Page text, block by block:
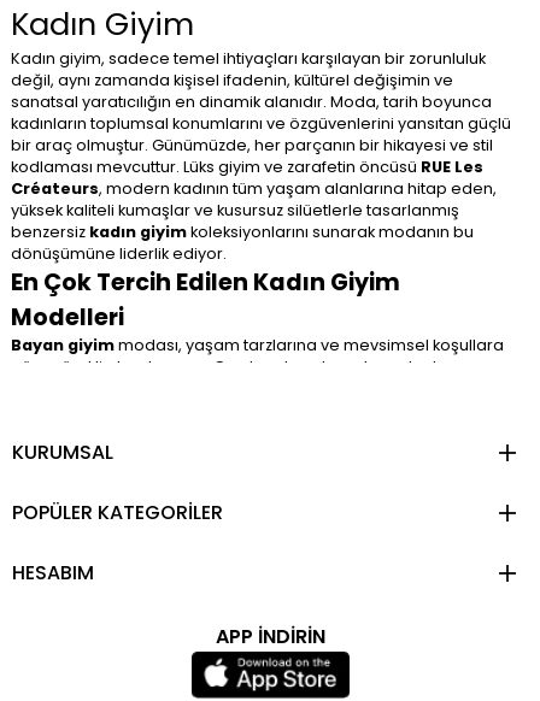
Kadın Giyim
Kadın giyim, sadece temel ihtiyaçları karşılayan bir zorunluluk
değil, aynı zamanda kişisel ifadenin, kültürel değişimin ve
sanatsal yaratıcılığın en dinamik alanıdır. Moda, tarih boyunca
kadınların toplumsal konumlarını ve özgüvenlerini yansıtan güçlü
bir araç olmuştur. Günümüzde, her parçanın bir hikayesi ve stil
kodlaması mevcuttur. Lüks giyim ve zarafetin öncüsü RUE Les
Créateurs, modern kadının tüm yaşam alanlarına hitap eden,
yüksek kaliteli kumaşlar ve kusursuz silüetlerle tasarlanmış
benzersiz kadın giyimkoleksiyonlarını sunarak modanın bu
dönüşümüne liderlik ediyor.
En Çok Tercih Edilen Kadın Giyim
Modelleri
Bayan giyimmodası, yaşam tarzlarına ve mevsimsel koşullara
göre sürekli olarak ayrışır. Gardıropların temel yapı taşlarını
Kadın üst giyim, kombinlerin odak noktasıdır ve anında stil
sezonluk trendler, kol ve yaka kesimleriyle kendini gösterir.
sade bir jean pantolonu dahi sofistike bir görünüme taşıyabilir.
parçası, sadece kombini değil, aynı
zamanda yüz şeklini ve ten rengini mükemmel bir şekilde öne
çıkararak kişinin en iyi özelliklerini vurgular.
KURUMSAL
POPÜLER KATEGORİLER
HESABIM
APP İNDİRİN